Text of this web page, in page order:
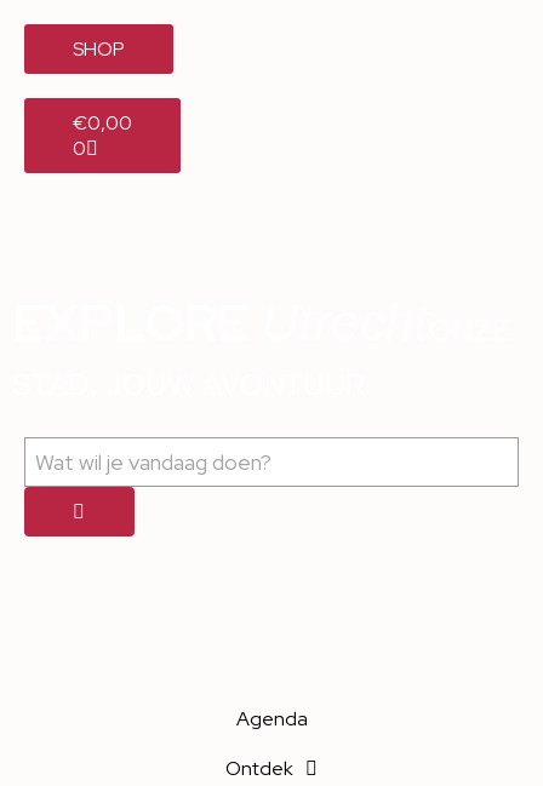
SHOP
€0,00
0
Agenda
Ontdek